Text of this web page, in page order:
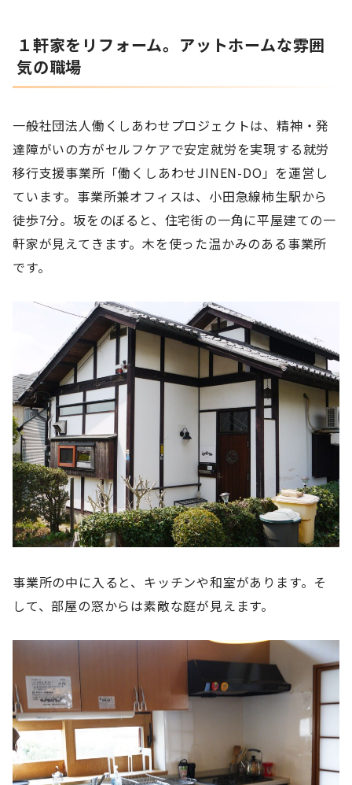
１軒家をリフォーム。アットホームな雰囲
気の職場
一般社団法人働くしあわせプロジェクトは、精神・発
達障がいの方がセルフケアで安定就労を実現する就労
移行支援事業所「働くしあわせJINEN-DO」を運営し
ています。事業所兼オフィスは、小田急線柿生駅から
徒歩7分。坂をのぼると、住宅街の一角に平屋建ての一
軒家が見えてきます。木を使った温かみのある事業所
です。
事業所の中に入ると、キッチンや和室があります。そ
して、部屋の窓からは素敵な庭が見えます。